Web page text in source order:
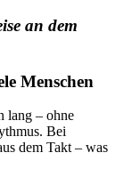
an dem
Menschen
lang – ohne
Bei
dem Takt – was